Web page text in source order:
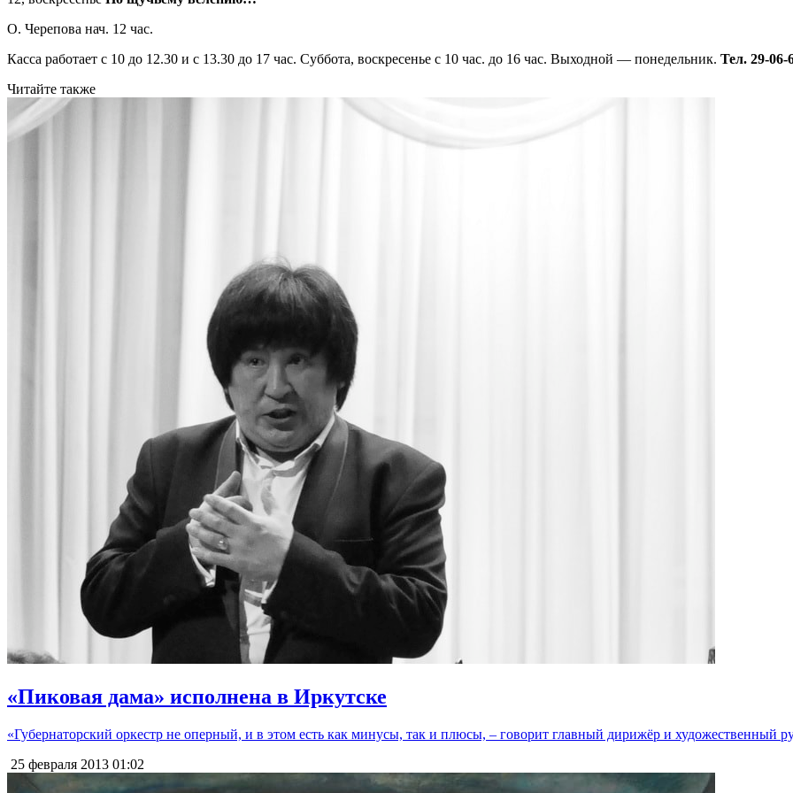
О. Черепова нач. 12 час.
Касса работает с 10 до 12.30 и с 13.30 до 17 час. Суббота, воскресенье с 10 час. до 16 час. Выходной — понедельник. Тел. 29-06-
Читайте также
«Пиковая дама» исполнена в Иркутске
«Губернаторский оркестр не оперный, и в этом есть как минусы, так и плюсы, – говорит главный дирижёр и художественный
25 февраля 2013 01:02